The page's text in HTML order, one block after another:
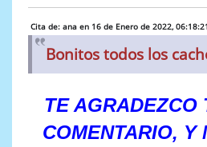
Cita de: ana en 16 de Enero de 2022,
Bonitos todos los
TE AGRADEZCO
COMENTARIO, Y